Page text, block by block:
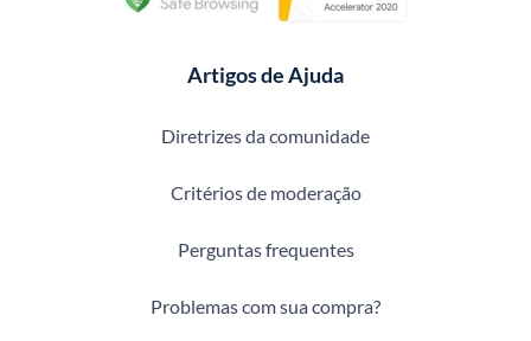
Artigos de Ajuda
Diretrizes da comunidade
Critérios de moderação
Perguntas frequentes
Problemas com sua compra?